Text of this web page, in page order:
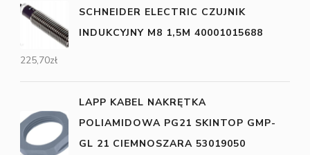
SCHNEIDER ELECTRIC CZUJNIK
INDUKCYJNY M8 1,5M 40001015688
225,70zł
LAPP KABEL NAKRĘTKA
POLIAMIDOWA PG21 SKINTOP GMP-
GL 21 CIEMNOSZARA 53019050